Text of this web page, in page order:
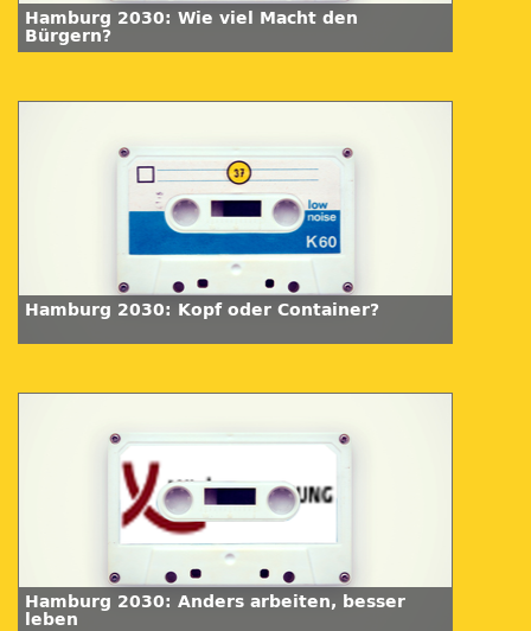
Hamburg 2030: Wie viel Macht den
Bürgern?
Hamburg 2030: Kopf oder Container?
Hamburg 2030: Anders arbeiten, besser
leben